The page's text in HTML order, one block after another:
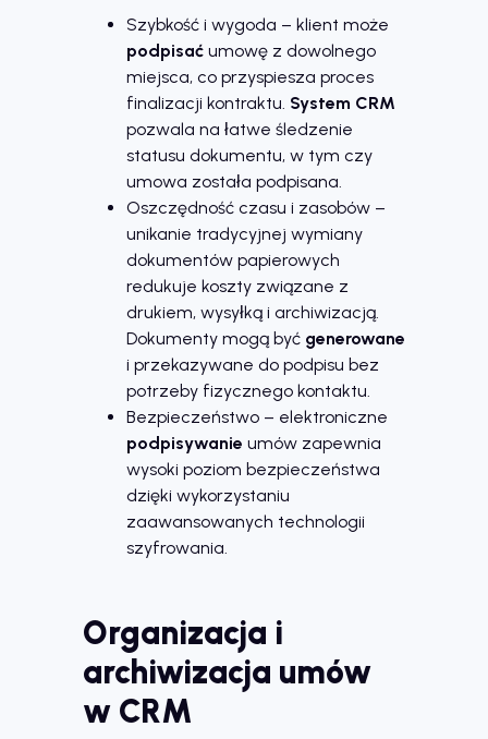
Szybkość i wygoda – klient może
podpisać umowę z dowolnego
miejsca, co przyspiesza proces
finalizacji kontraktu. System CRM
pozwala na łatwe śledzenie
statusu dokumentu, w tym czy
umowa została podpisana.
Oszczędność czasu i zasobów –
unikanie tradycyjnej wymiany
dokumentów papierowych
redukuje koszty związane z
drukiem, wysyłką i archiwizacją.
Dokumenty mogą być generowane
i przekazywane do podpisu bez
potrzeby fizycznego kontaktu.
Bezpieczeństwo – elektroniczne
podpisywanie umów zapewnia
wysoki poziom bezpieczeństwa
dzięki wykorzystaniu
zaawansowanych technologii
szyfrowania.
Organizacja i
archiwizacja umów
w CRM